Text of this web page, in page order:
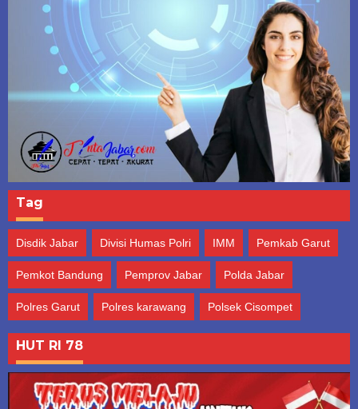
Tag
Disdik Jabar Divisi Humas Polri IMM Pemkab Garut
Pemkot Bandung Pemprov Jabar Polda Jabar
Polres Garut Polres karawang Polsek Cisompet
HUT RI 78